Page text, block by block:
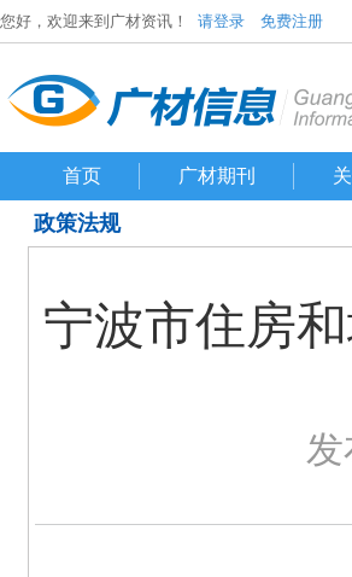
您好，欢迎来到广材资讯！ 请登录 免费注册
首页 广材期刊
政策法规
宁波市住房
发